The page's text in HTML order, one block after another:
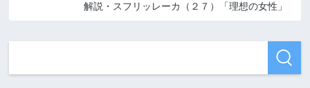
解説・スフリッレーカ（２７）「理想の女性」